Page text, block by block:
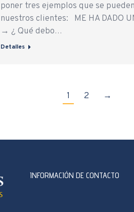
poner tres ejemplos que se
nuestros clientes: ME HA DADO
→ ¿ Qué debo…
Detalles
1 2 →
INFORMACIÓN DE CONTACTO